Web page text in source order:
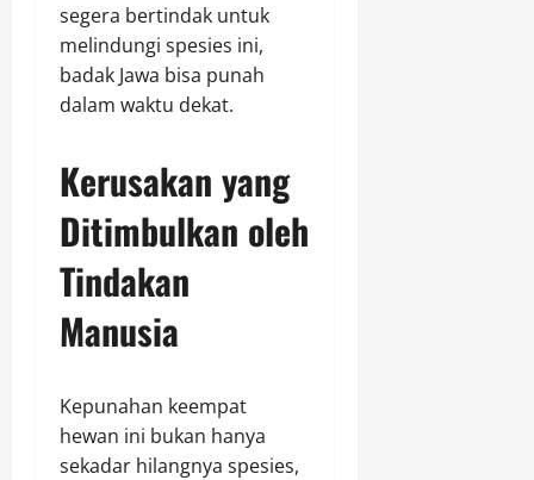
segera bertindak untuk
melindungi spesies ini,
badak Jawa bisa punah
dalam waktu dekat.
Kerusakan yang
Ditimbulkan oleh
Tindakan
Manusia
Kepunahan keempat
hewan ini bukan hanya
sekadar hilangnya spesies,